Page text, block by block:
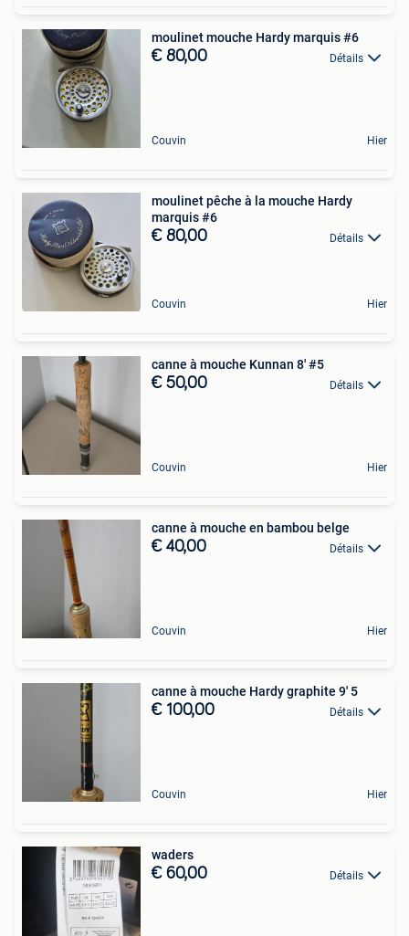
moulinet mouche Hardy marquis #6
€ 80,00 Détails
Couvin Hier
moulinet pêche à la mouche Hardy
marquis #6
€ 80,00 Détails
Couvin Hier
canne à mouche Kunnan 8' #5
€ 50,00 Détails
Couvin Hier
canne à mouche en bambou belge
€ 40,00 Détails
Couvin Hier
canne à mouche Hardy graphite 9' 5
€ 100,00 Détails
Couvin Hier
waders
€ 60,00 Détails